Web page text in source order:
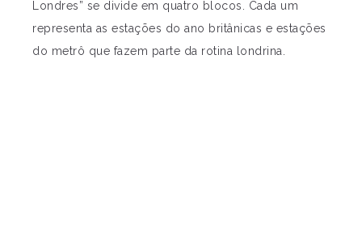
Londres” se divide em quatro blocos. Cada um
representa as estações do ano britânicas e estações
do metrô que fazem parte da rotina londrina.